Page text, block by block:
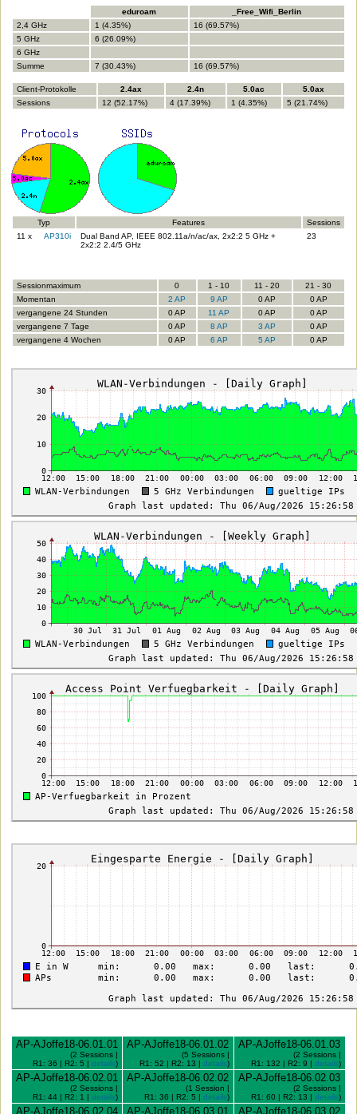
eduroam
_Free_Wifi_Berlin
2,4 GHz
1 (4.35%)
16 (69.57%)
5 GHz
6 (26.09%)
6 GHz
Summe
7 (30.43%) 16 (69.57%)
Client-Protokolle 2.4ax 2.4n 5.0ac
5.0ax
Sessions
12 (52.17%) 4 (17.39%) 1 (4.35%) 5 (21.74%)
Typ Features
Sessions
11 x
AP310i
Dual Band AP, IEEE 802.11a/n/ac/ax, 2x2:2 5 GHz +
2x2:2 2.4/5 GHz
23
Sessionmaximum 0 1 - 10 11 - 20
21 - 30
Momentan
2 AP 9 AP 0 AP
0 AP
vergangene 24 Stunden
0 AP 11 AP 0 AP
0 AP
vergangene 7 Tage
0 AP 8 AP 3 AP
0 AP
vergangene 4 Wochen
0 AP 6 AP 5 AP 0 AP
AP-AJoffe18-06.01.01
(2 Sessions |
R1: 36 | R2: 5 | details)
AP-AJoffe18-06.01.02
(5 Sessions |
R1: 52 | R2: 13 | details)
AP-AJoffe18-06.01.03
(2 Sessions |
R1: 132 | R2: 9 | details)
AP-AJoffe18-06.02.01
(2 Sessions |
R1: 44 | R2: 1 | details)
AP-AJoffe18-06.02.02
(1 Session |
R1: 36 | R2: 5 | details)
AP-AJoffe18-06.02.03
(2 Sessions |
R1: 60 | R2: 13 | details)
AP-AJoffe18-06.02.04 AP-AJoffe18-06.03.01 AP-AJoffe18-06.03.02